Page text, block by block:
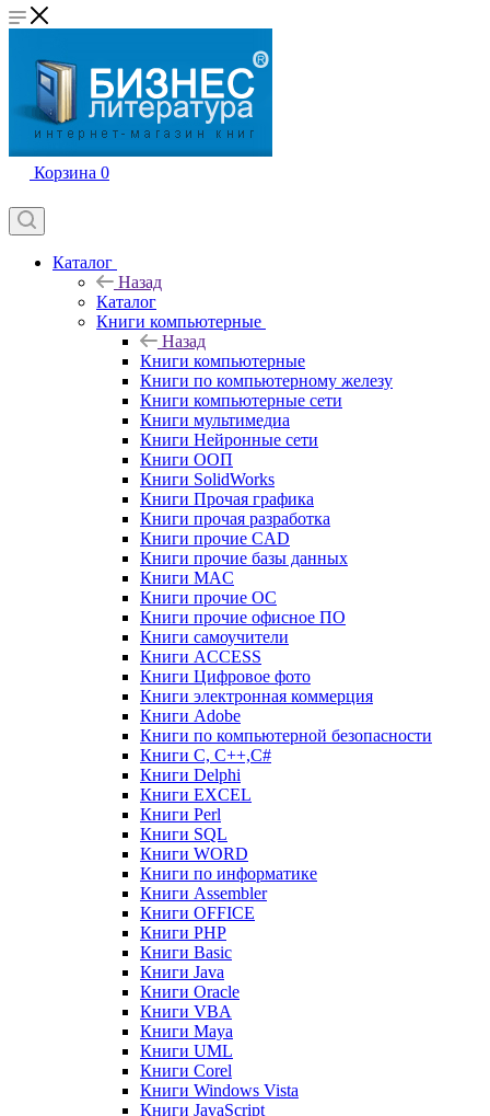
Корзина 0
Каталог
Назад
Каталог
Книги компьютерные
Назад
Книги компьютерные
Книги по компьютерному железу
Книги компьютерные сети
Книги мультимедиа
Книги Нейронные сети
Книги ООП
Книги SolidWorks
Книги Прочая графика
Книги прочая разработка
Книги прочие CAD
Книги прочие базы данных
Книги MAC
Книги прочие ОС
Книги прочие офисное ПО
Книги самоучители
Книги ACCESS
Книги Цифровое фото
Книги электронная коммерция
Книги Adobe
Книги по компьютерной безопасности
Книги C, C++,С#
Книги Delphi
Книги EXCEL
Книги Perl
Книги SQL
Книги WORD
Книги по информатике
Книги Assembler
Книги OFFICE
Книги PHP
Книги Basic
Книги Java
Книги Oracle
Книги VBA
Книги Maya
Книги UML
Книги Corel
Книги Windows Vista
Книги JavaScript